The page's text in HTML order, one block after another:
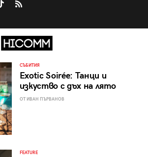
СЪБИТИЯ
Exotic Soirée: Танци и
изкуство с дъх на лято
ОТ ИВАН ПЪРВАНОВ
FEATURE